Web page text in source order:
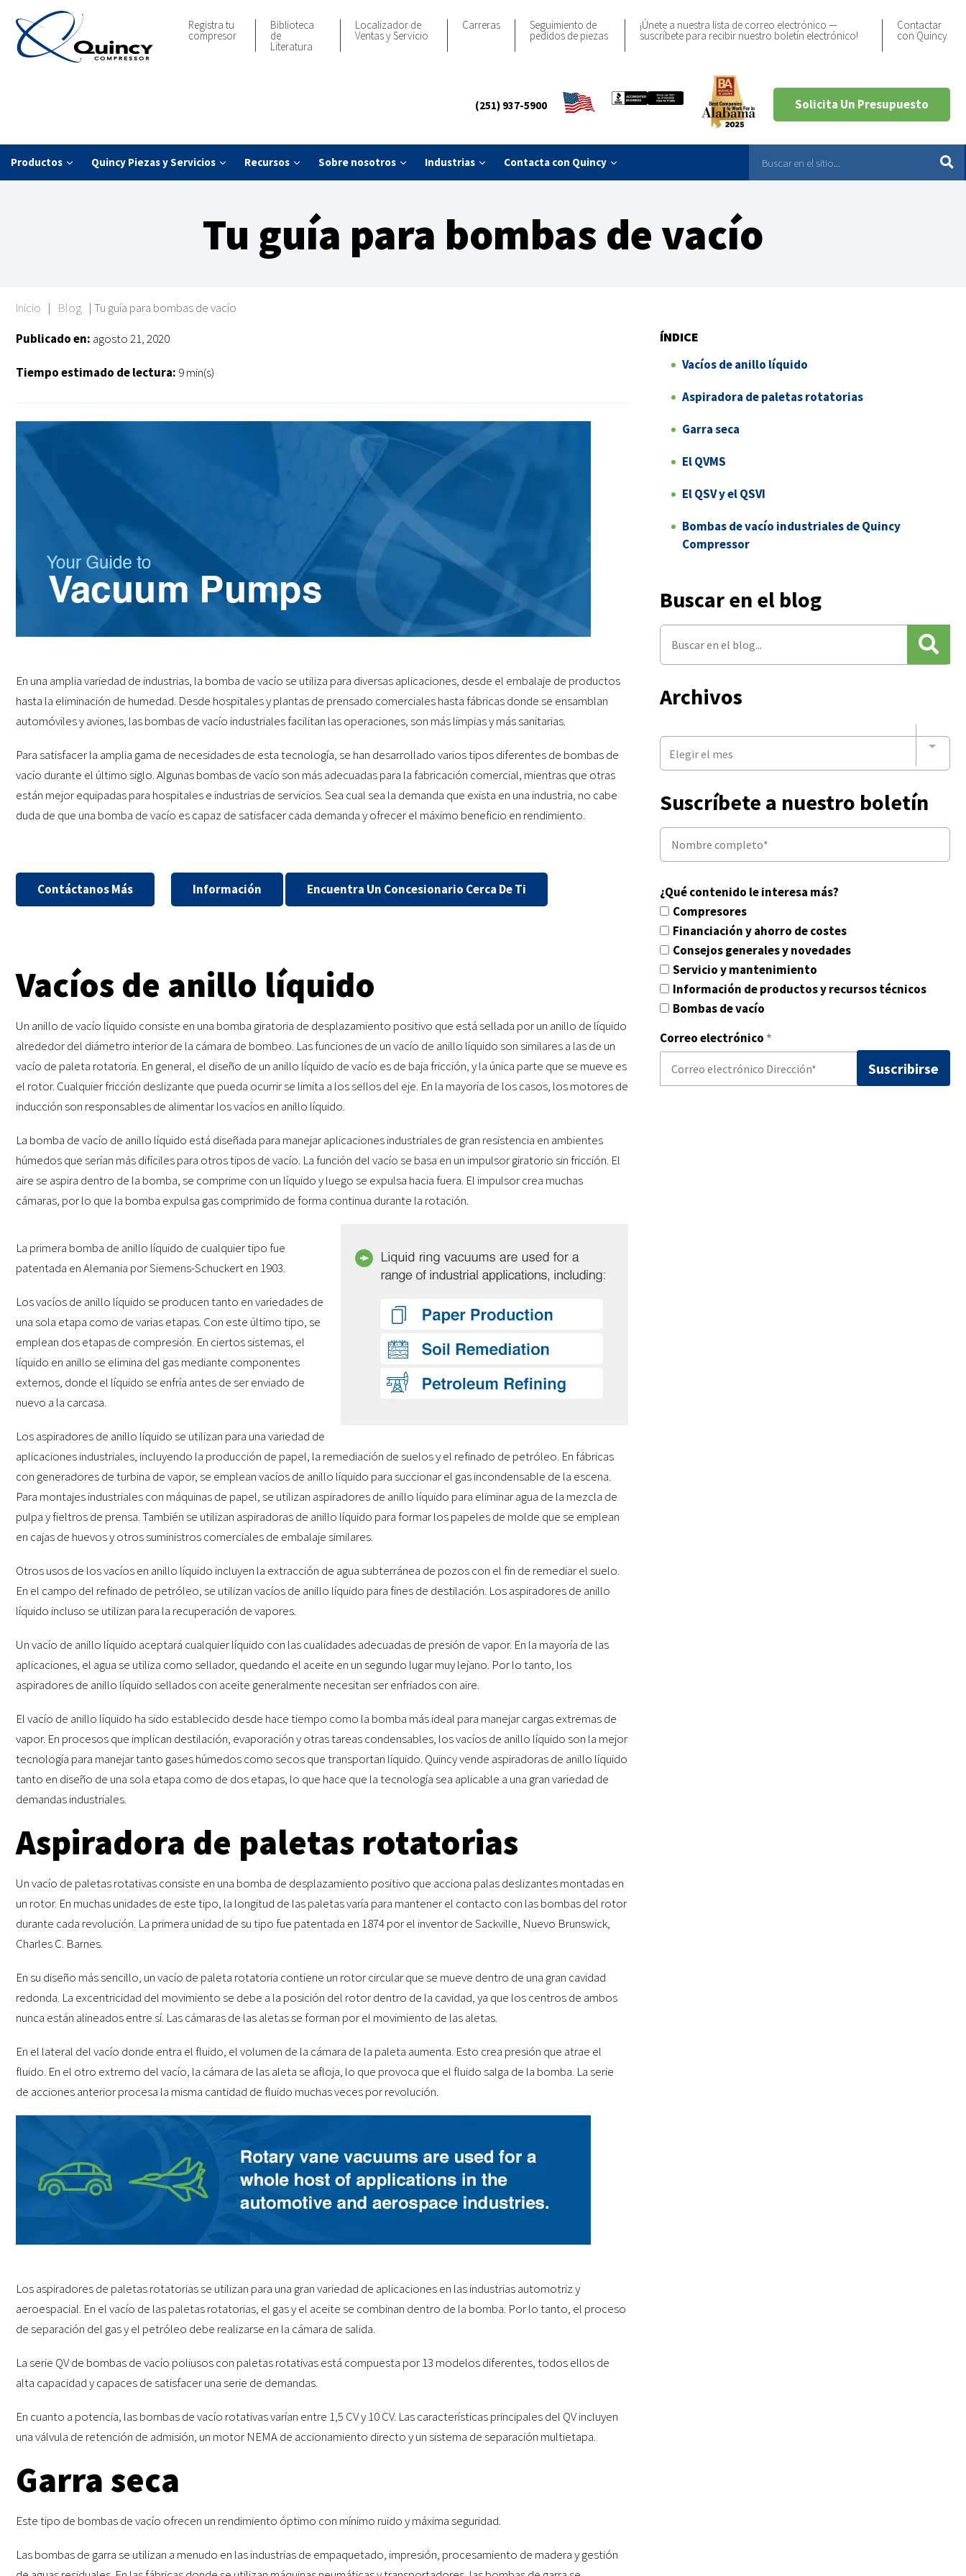
Registra tu
compresor
Biblioteca
de
Literatura
Localizador de
Ventas y Servicio
Carreras Seguimiento de
pedidos de piezas
¡Únete a nuestra lista de correo electrónico —
suscríbete para recibir nuestro boletín electrónico!
Contactar
con Quincy
(251) 937-5900 Solicita Un Presupuesto
Productos Quincy Piezas y Servicios Recursos Sobre nosotros Industrias Contacta con Quincy
Tu guía para bombas de vacío
Inicio | Blog | Tu guía para bombas de vacío
Publicado en: agosto 21, 2020
Tiempo estimado de lectura: 9 min(s)
En una amplia variedad de industrias, la bomba de vacío se utiliza para diversas aplicaciones, desde el embalaje de productos
hasta la eliminación de humedad. Desde hospitales y plantas de prensado comerciales hasta fábricas donde se ensamblan
automóviles y aviones, las bombas de vacío industriales facilitan las operaciones, son más limpias y más sanitarias.
Para satisfacer la amplia gama de necesidades de esta tecnología, se han desarrollado varios tipos diferentes de bombas de
vacío durante el último siglo. Algunas bombas de vacío son más adecuadas para la fabricación comercial, mientras que otras
están mejor equipadas para hospitales e industrias de servicios. Sea cual sea la demanda que exista en una industria, no cabe
duda de que una bomba de vacío es capaz de satisfacer cada demanda y ofrecer el máximo beneficio en rendimiento.
Contáctanos Más Información Encuentra Un Concesionario Cerca De Ti
Vacíos de anillo líquido
Un anillo de vacío líquido consiste en una bomba giratoria de desplazamiento positivo que está sellada por un anillo de líquido
alrededor del diámetro interior de la cámara de bombeo. Las funciones de un vacío de anillo líquido son similares a las de un
vacío de paleta rotatoria. En general, el diseño de un anillo líquido de vacío es de baja fricción, y la única parte que se mueve es
el rotor. Cualquier fricción deslizante que pueda ocurrir se limita a los sellos del eje. En la mayoría de los casos, los motores de
inducción son responsables de alimentar los vacíos en anillo líquido.
La bomba de vacío de anillo líquido está diseñada para manejar aplicaciones industriales de gran resistencia en ambientes
húmedos que serían más difíciles para otros tipos de vacío. La función del vacío se basa en un impulsor giratorio sin fricción. El
aire se aspira dentro de la bomba, se comprime con un líquido y luego se expulsa hacia fuera. El impulsor crea muchas
cámaras, por lo que la bomba expulsa gas comprimido de forma continua durante la rotación.
La primera bomba de anillo líquido de cualquier tipo fue
patentada en Alemania por Siemens-Schuckert en 1903.
Los vacíos de anillo líquido se producen tanto en variedades de
una sola etapa como de varias etapas. Con este último tipo, se
emplean dos etapas de compresión. En ciertos sistemas, el
líquido en anillo se elimina del gas mediante componentes
externos, donde el líquido se enfría antes de ser enviado de
nuevo a la carcasa.
Los aspiradores de anillo líquido se utilizan para una variedad de
aplicaciones industriales, incluyendo la producción de papel, la remediación de suelos y el refinado de petróleo. En fábricas
con generadores de turbina de vapor, se emplean vacíos de anillo líquido para succionar el gas incondensable de la escena.
Para montajes industriales con máquinas de papel, se utilizan aspiradores de anillo líquido para eliminar agua de la mezcla de
pulpa y fieltros de prensa. También se utilizan aspiradoras de anillo líquido para formar los papeles de molde que se emplean
en cajas de huevos y otros suministros comerciales de embalaje similares.
Otros usos de los vacíos en anillo líquido incluyen la extracción de agua subterránea de pozos con el fin de remediar el suelo.
En el campo del refinado de petróleo, se utilizan vacíos de anillo líquido para fines de destilación. Los aspiradores de anillo
líquido incluso se utilizan para la recuperación de vapores.
Un vacío de anillo líquido aceptará cualquier líquido con las cualidades adecuadas de presión de vapor. En la mayoría de las
aplicaciones, el agua se utiliza como sellador, quedando el aceite en un segundo lugar muy lejano. Por lo tanto, los
aspiradores de anillo líquido sellados con aceite generalmente necesitan ser enfriados con aire.
El vacío de anillo líquido ha sido establecido desde hace tiempo como la bomba más ideal para manejar cargas extremas de
vapor. En procesos que implican destilación, evaporación y otras tareas condensables, los vacíos de anillo líquido son la mejor
tecnología para manejar tanto gases húmedos como secos que transportan líquido. Quincy vende aspiradoras de anillo líquido
tanto en diseño de una sola etapa como de dos etapas, lo que hace que la tecnología sea aplicable a una gran variedad de
demandas industriales.
Aspiradora de paletas rotatorias
Un vacío de paletas rotativas consiste en una bomba de desplazamiento positivo que acciona palas deslizantes montadas en
un rotor. En muchas unidades de este tipo, la longitud de las paletas varía para mantener el contacto con las bombas del rotor
durante cada revolución. La primera unidad de su tipo fue patentada en 1874 por el inventor de Sackville, Nuevo Brunswick,
Charles C. Barnes.
En su diseño más sencillo, un vacío de paleta rotatoria contiene un rotor circular que se mueve dentro de una gran cavidad
redonda. La excentricidad del movimiento se debe a la posición del rotor dentro de la cavidad, ya que los centros de ambos
nunca están alineados entre sí. Las cámaras de las aletas se forman por el movimiento de las aletas.
En el lateral del vacío donde entra el fluido, el volumen de la cámara de la paleta aumenta. Esto crea presión que atrae el
fluido. En el otro extremo del vacío, la cámara de las aleta se afloja, lo que provoca que el fluido salga de la bomba. La serie
de acciones anterior procesa la misma cantidad de fluido muchas veces por revolución.
Los aspiradores de paletas rotatorias se utilizan para una gran variedad de aplicaciones en las industrias automotriz y
aeroespacial. En el vacío de las paletas rotatorias, el gas y el aceite se combinan dentro de la bomba. Por lo tanto, el proceso
de separación del gas y el petróleo debe realizarse en la cámara de salida.
La serie QV de bombas de vacío poliusos con paletas rotativas está compuesta por 13 modelos diferentes, todos ellos de
alta capacidad y capaces de satisfacer una serie de demandas.
En cuanto a potencia, las bombas de vacío rotativas varían entre 1,5 CV y 10 CV. Las características principales del QV incluyen
una válvula de retención de admisión, un motor NEMA de accionamiento directo y un sistema de separación multietapa.
Garra seca
Este tipo de bombas de vacío ofrecen un rendimiento óptimo con mínimo ruido y máxima seguridad.
Las bombas de garra se utilizan a menudo en las industrias de empaquetado, impresión, procesamiento de madera y gestión
ÍNDICE
Vacíos de anillo líquido
Aspiradora de paletas rotatorias
Garra seca
El QVMS
El QSV y el QSVI
Bombas de vacío industriales de Quincy
Compressor
Buscar en el blog
Archivos
Elegir el mes
Suscríbete a nuestro boletín
¿Qué contenido le interesa más?
Compresores
Financiación y ahorro de costes
Consejos generales y novedades
Servicio y mantenimiento
Información de productos y recursos técnicos
Bombas de vacío
Correo electrónico*